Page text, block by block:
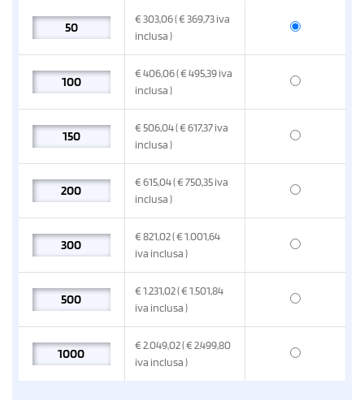
€303,06( € 369,73iva
inclusa)
€406,06( € 495,39iva
inclusa)
€ 506,04( € 617,37iva
inclusa)
€615,04( € 750,35iva
inclusa)
€821,02( € 1.001,64
iva inclusa)
€1.231,02( € 1.501,84
iva inclusa)
€2.049,02( € 2.499,80
iva inclusa)